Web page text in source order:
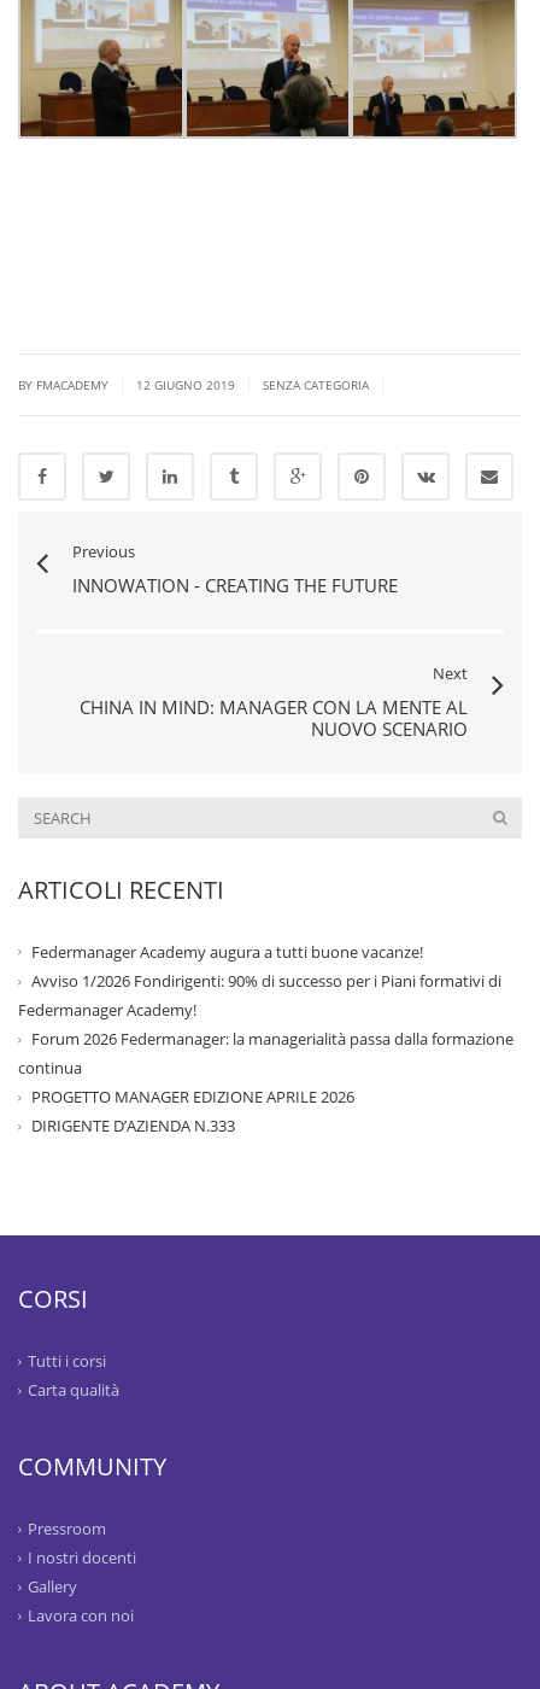
BY FMACADEMY 12 GIUGNO 2019 SENZA CATEGORIA
Previous
INNOWATION - CREATING THE FUTURE
Next
CHINA IN MIND: MANAGER CON LA MENTE AL
NUOVO SCENARIO
ARTICOLI RECENTI
Federmanager Academy augura a tutti buone vacanze!
Avviso 1/2026 Fondirigenti: 90% di successo per i Piani formativi di
Federmanager Academy!
Forum 2026 Federmanager: la managerialità passa dalla formazione
continua
PROGETTO MANAGER EDIZIONE APRILE 2026
DIRIGENTE D’AZIENDA N.333
CORSI
Tutti i corsi
Carta qualità
COMMUNITY
Pressroom
I nostri docenti
Gallery
Lavora con noi